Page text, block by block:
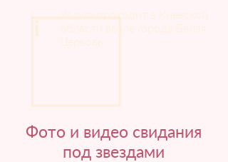
i
Услуга проходит в Киевской
области возле города Белая
Церковь.
Фото и видео свидания
под звездами